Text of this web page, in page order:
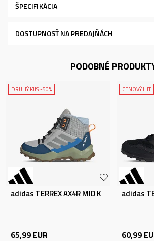
ŠPECIFIKÁCIA
DOSTUPNOSŤ NA PREDAJŇÁCH
PODOBNÉ
DRUHÝ KUS -50%
adidas TERREX AX4R MID K
65,99 EUR
CENOVÝ HIT
adidas
60,99